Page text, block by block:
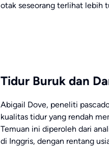
otak seseorang terlihat lebih
Tidur Buruk dan
Abigail Dove, peneliti
kualitas tidur yang rendah
Temuan ini diperoleh dari
di Inggris, dengan rentang